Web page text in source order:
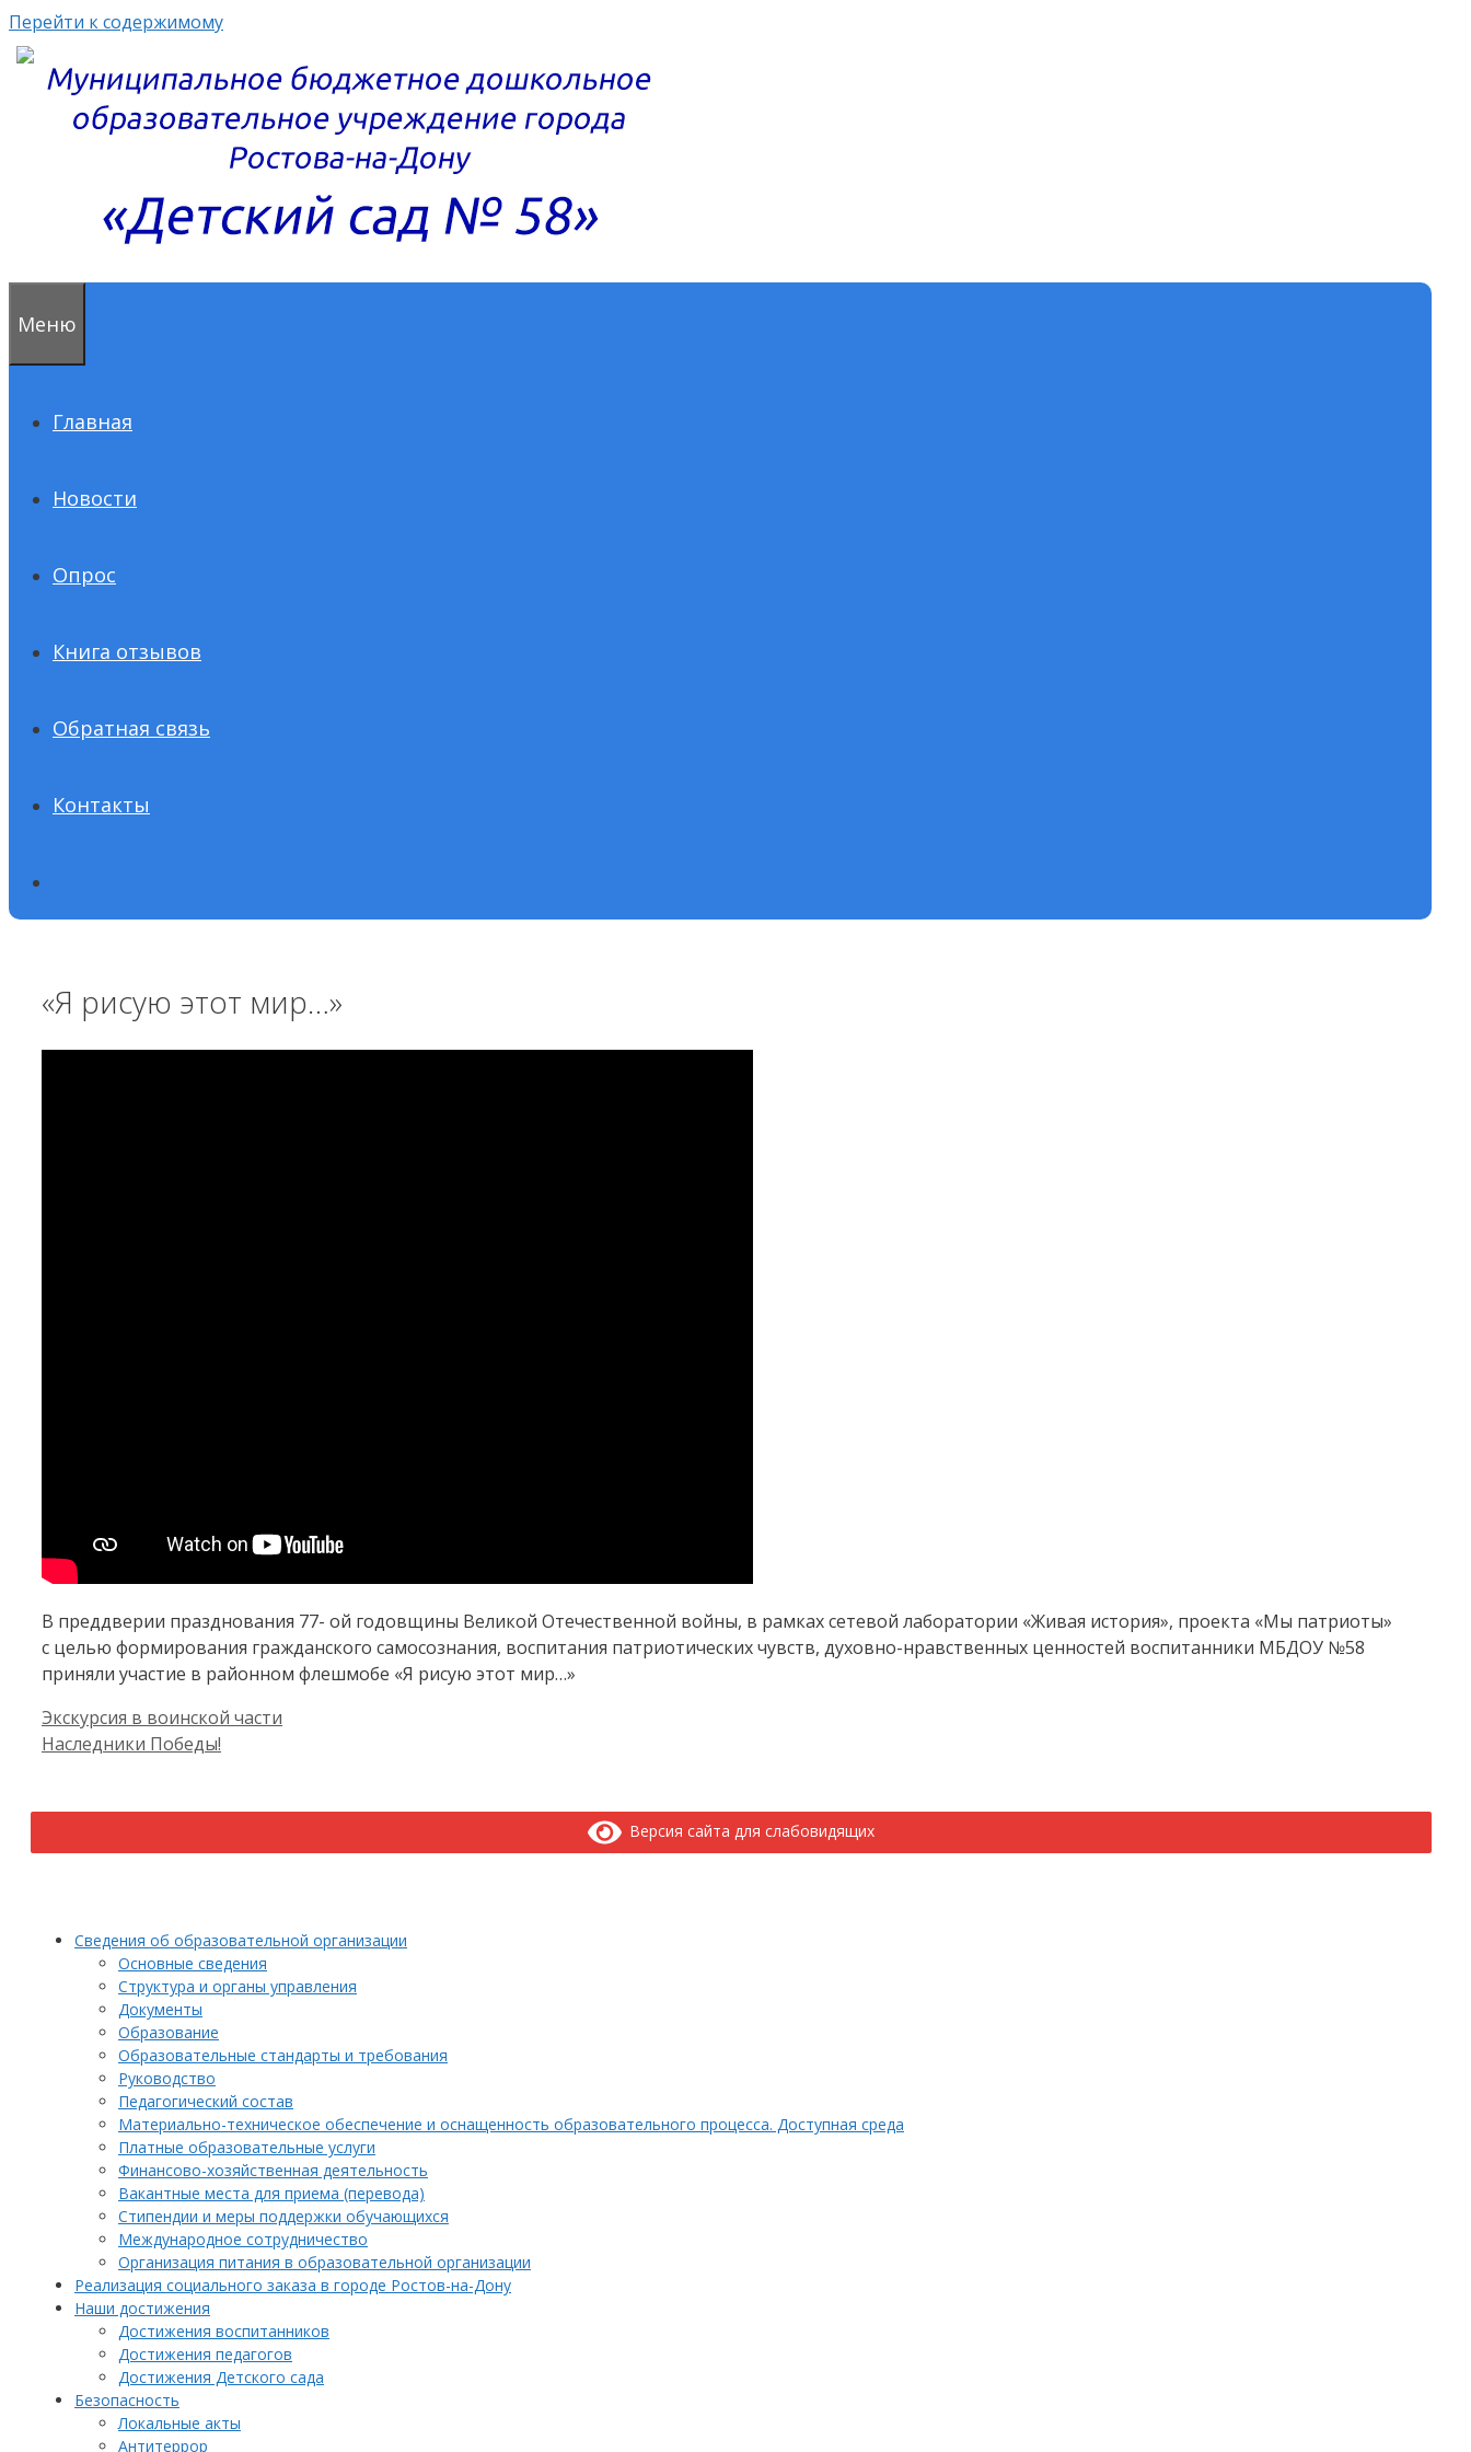
Перейти к содержимому
Меню
Главная
Новости
Опрос
Книга отзывов
Обратная связь
Контакты
«Я рисую этот мир…»
В преддверии празднования 77- ой годовщины Великой Отечественной войны, в рамках сетевой лаборатории «Живая история», проекта «Мы патриоты»
с целью формирования гражданского самосознания, воспитания патриотических чувств, духовно-нравственных ценностей воспитанники МБДОУ №58
приняли участие в районном флешмобе «Я рисую этот мир…»
Экскурсия в воинской части
Наследники Победы!
Версия сайта для слабовидящих
Сведения об образовательной организации
Основные сведения
Структура и органы управления
Документы
Образование
Образовательные стандарты и требования
Руководство
Педагогический состав
Материально-техническое обеспечение и оснащенность образовательного процесса. Доступная среда
Платные образовательные услуги
Финансово-хозяйственная деятельность
Вакантные места для приема (перевода)
Стипендии и меры поддержки обучающихся
Международное сотрудничество
Организация питания в образовательной организации
Реализация социального заказа в городе Ростов-на-Дону
Наши достижения
Достижения воспитанников
Достижения педагогов
Достижения Детского сада
Безопасность
Локальные акты
Антитеррор